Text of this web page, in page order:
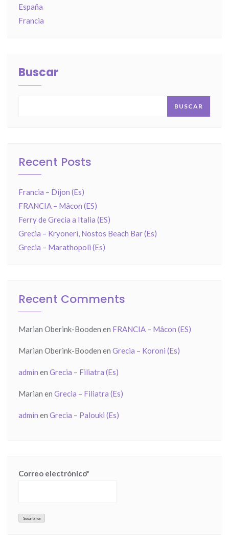
España
Francia
Buscar
BUSCAR
Recent Posts
Francia – Dijon (Es)
FRANCIA – Mâcon (ES)
Ferry de Grecia a Italia (ES)
Grecia – Kryoneri, Nostos Beach Bar (Es)
Grecia – Marathopoli (Es)
Recent Comments
Marian Oberink-Booden en FRANCIA – Mâcon (ES)
Marian Oberink-Booden en Grecia – Koroni (Es)
admin en Grecia – Filiatra (Es)
Marian en Grecia – Filiatra (Es)
admin en Grecia – Palouki (Es)
Correo electrónico*